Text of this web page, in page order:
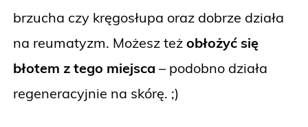
brzucha czy kręgosłupa oraz dobrze działa
na reumatyzm. Możesz też obłożyć się
błotem z tego miejsca – podobno działa
regeneracyjnie na skórę. ;)